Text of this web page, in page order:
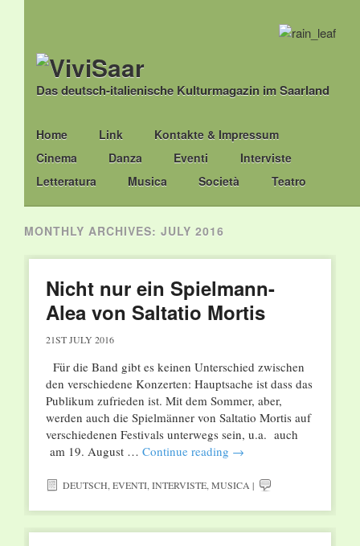
Das deutsch-italienische Kulturmagazin im Saarland
Main menu
Skip
to
content
Home Link
Kontakte & Impressum
Cinema
Danza Eventi
Interviste
Letteratura
Musica Società Teatro
MONTHLY ARCHIVES: JULY 2016
Nicht nur ein Spielmann-
Alea von Saltatio Mortis
21ST JULY 2016
Für die Band gibt es keinen Unterschied zwischen
den verschiedene Konzerten: Hauptsache ist dass das
Publikum zufrieden ist. Mit dem Sommer, aber,
werden auch die Spielmänner von Saltatio Mortis auf
verschiedenen Festivals unterwegs sein, u.a. auch
am 19. August … Continue reading →
DEUTSCH,EVENTI,INTERVISTE,MUSICA |